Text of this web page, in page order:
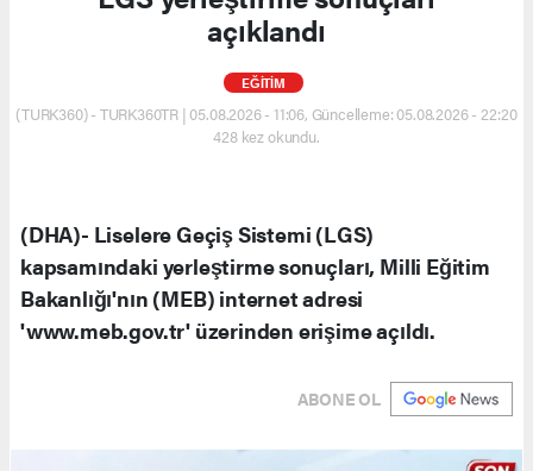
açıklandı
EĞİTİM
(TURK360) - TURK360TR | 05.08.2026 - 11:06, Güncelleme: 05.08.2026 - 22:20
428 kez okundu.
(DHA)- Liselere Geçiş Sistemi (LGS)
kapsamındaki yerleştirme sonuçları, Milli Eğitim
Bakanlığı'nın (MEB) internet adresi
'www.meb.gov.tr' üzerinden erişime açıldı.
ABONE OL